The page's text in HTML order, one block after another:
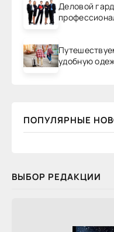
Деловой
удобную
ПОПУЛЯРНЫЕ
ВЫБОР РЕДАКЦИИ